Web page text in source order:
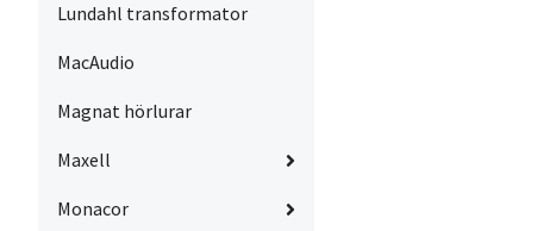
Lundahl transformator
MacAudio
Magnat hörlurar
Maxell
Monacor